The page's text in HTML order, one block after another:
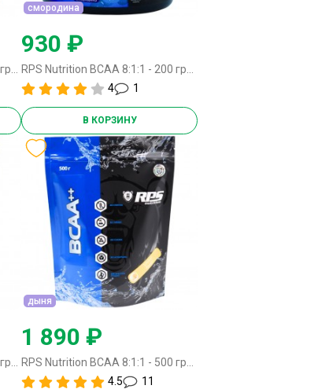
смородина
930 ₽
4
1
В КОРЗИНУ
RPS Nutrition BCAA 8:1:1 - 500 грамм кола
дыня
1 890 ₽
RPS Nutrition BCAA 8:1:1 - 500 грамм дыня
4.5
11